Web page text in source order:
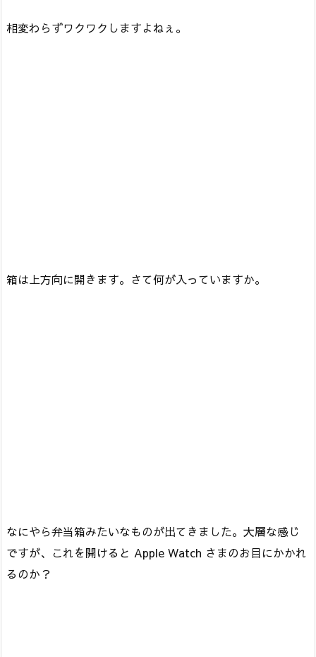
相変わらずワクワクしますよねぇ。
箱は上方向に開きます。さて何が入っていますか。
なにやら弁当箱みたいなものが出てきました。大層な感じ
ですが、これを開けると Apple Watch さまのお目にかかれ
るのか？